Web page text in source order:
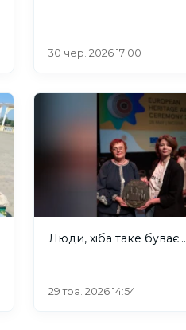
30 чер. 2026 17:00
Люди, хіба таке буває...
29 тра. 2026 14:54